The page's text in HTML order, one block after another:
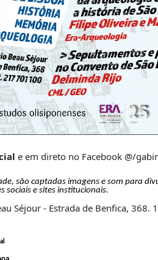
e em direto no Facebook @/
são captadas imagens e som para
sociais e sites institucionais.
Séjour - Estrada de Benfica, 368.